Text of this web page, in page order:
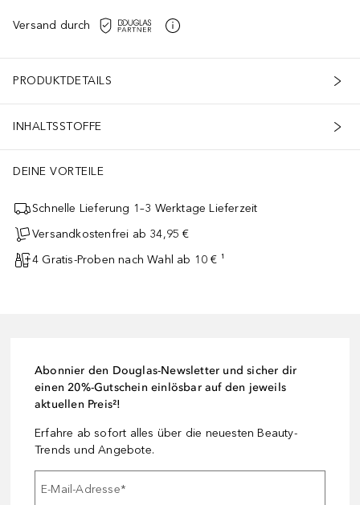
Versand durch
PRODUKTDETAILS
INHALTSSTOFFE
DEINE VORTEILE
Schnelle Lieferung 1–3 Werktage Lieferzeit
Versandkostenfrei ab 34,95 €
4 Gratis-Proben nach Wahl ab 10 € ¹
Abonnier den Douglas-Newsletter und sicher dir
einen 20%-Gutschein einlösbar auf den jeweils
aktuellen Preis²!
Erfahre ab sofort alles über die neuesten Beauty-
Trends und Angebote.
E-Mail-Adresse*